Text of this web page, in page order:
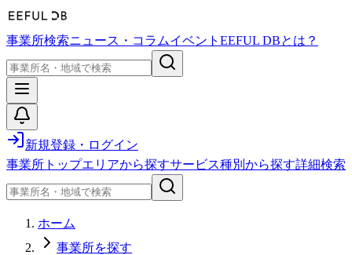
事業所検索ニュース・コラムイベント EEFUL DBとは？
新規登録・ログイン
事業所トップエリアから探すサービス種別から探す詳細検索
ホーム
事業所を探す